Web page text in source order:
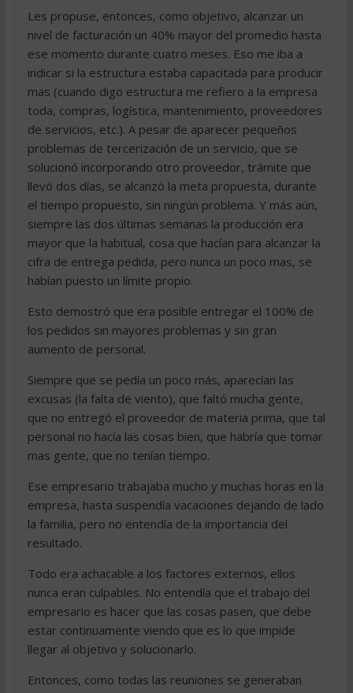
Les propuse, entonces, como objetivo, alcanzar un
nivel de facturación un 40% mayor del promedio hasta
ese momento durante cuatro meses. Eso me iba a
indicar si la estructura estaba capacitada para producir
mas (cuando digo estructura me refiero a la empresa
toda, compras, logística, mantenimiento, proveedores
de servicios, etc.). A pesar de aparecer pequeños
problemas de tercerización de un servicio, que se
solucionó incorporando otro proveedor, trámite que
llevó dos días, se alcanzó la meta propuesta, durante
el tiempo propuesto, sin ningún problema. Y más aún,
siempre las dos últimas semanas la producción era
mayor que la habitual, cosa que hacían para alcanzar la
cifra de entrega pedida, pero nunca un poco mas, se
habían puesto un límite propio.
Esto demostró que era posible entregar el 100% de
los pedidos sin mayores problemas y sin gran
aumento de personal.
Siempre que se pedía un poco más, aparecían las
excusas (la falta de viento), que faltó mucha gente,
que no entregó el proveedor de materia prima, que tal
personal no hacía las cosas bien, que habría que tomar
mas gente, que no tenían tiempo.
Ese empresario trabajaba mucho y muchas horas en la
empresa, hasta suspendía vacaciones dejando de lado
la familia, pero no entendía de la importancia del
resultado.
Todo era achacable a los factores externos, ellos
nunca eran culpables. No entendía que el trabajo del
empresario es hacer que las cosas pasen, que debe
estar continuamente viendo que es lo que impide
llegar al objetivo y solucionarlo.
Entonces, como todas las reuniones se generaban